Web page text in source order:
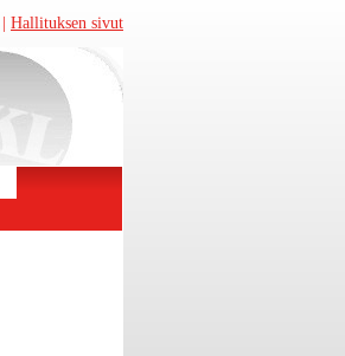
Hallituksen sivut